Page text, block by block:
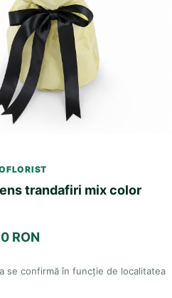
trandafiri mix color
RON
se confirmă în funcție de localitatea